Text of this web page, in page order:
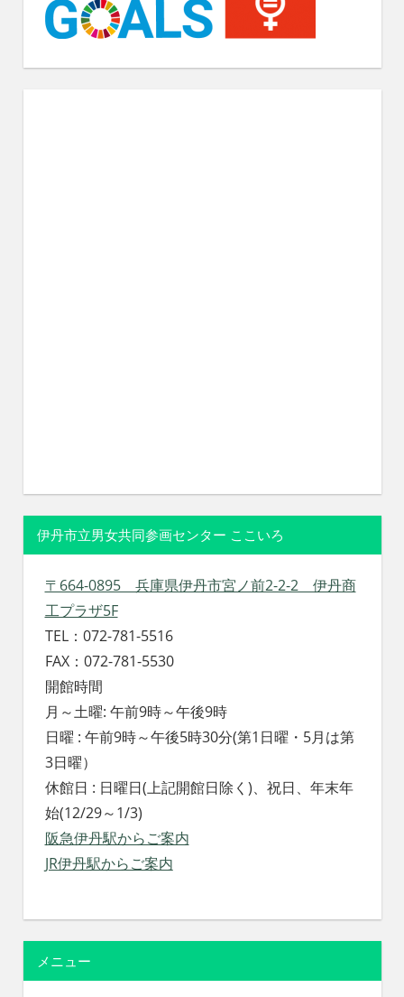
伊丹市立男女共同参画センター ここいろ
〒664-0895 兵庫県伊丹市宮ノ前2-2-2 伊丹商
工プラザ5F
TEL：072-781-5516
FAX：072-781-5530
開館時間
月～土曜: 午前9時～午後9時
日曜 : 午前9時～午後5時30分(第1日曜・5月は第
3日曜）
休館日 : 日曜日(上記開館日除く)、祝日、年末年
始(12/29～1/3)
阪急伊丹駅からご案内
JR伊丹駅からご案内
メニュー